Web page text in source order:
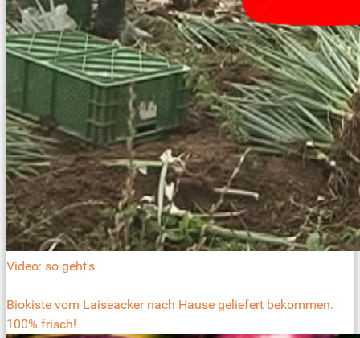
Video: so geht's
Biokiste vom Laiseacker nach Hause geliefert bekommen.
100% frisch!